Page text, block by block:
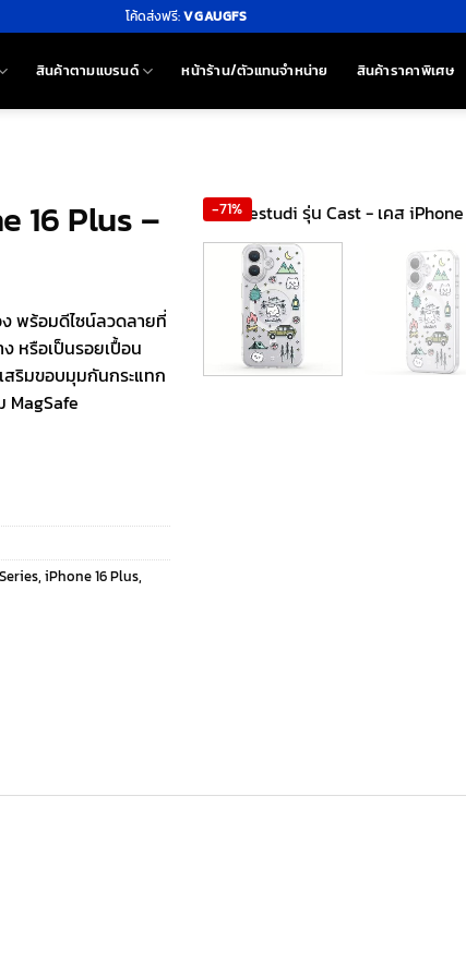
โค้ดส่งฟรี:VGAUGFS
สินค้าตามแบรนด์ หน้าร้าน/ตัวแทนจำหน่าย สินค้าราคาพิเศษ
16 Plus –
พร้อมดีไซน์ลวดลายที่
หรือเป็นรอยเปื้อน
สริมขอบมุมกันกระแทก
MagSafe
, iPhone 16 Plus,
-71%